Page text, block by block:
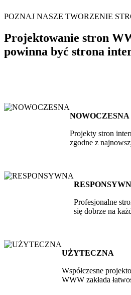
POZNAJ NASZE TWORZENIE
Projektowanie stron
powinna być strona
NOWOCZESNA
Projekty stron
zgodne z
Profesjonalne
się dobrze na
UŻYTECZNA
Współczesne
WWW zakłada